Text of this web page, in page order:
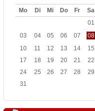
Mo Di Mi Do Fr Sa
01
03
04 05 06 07 08
10
11 12 13 14 15
17
18 19 20 21 22
24
25 26 27 28 29
31